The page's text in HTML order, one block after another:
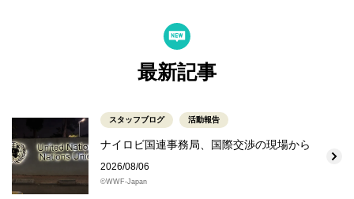
最新記事
スタッフブログ 活動報告
ナイロビ国連事務局、国際交渉の現場から
2026/08/06
©WWF-Japan